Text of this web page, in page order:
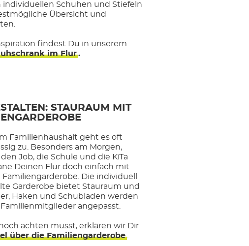
individuellen Schuhen und Stiefeln
Übersicht und
findest Du in unserem
im Flur.
STAURAUM MIT
Familienhaushalt geht es oft
zu. Besonders am Morgen,
Job, die Schule und die KiTa
Deinen Flur doch einfach mit
Die individuell
Garderobe bietet Stauraum und
Haken und Schubladen werden
angepasst.
achten musst, erklären wir Dir
über die Familiengarderobe .